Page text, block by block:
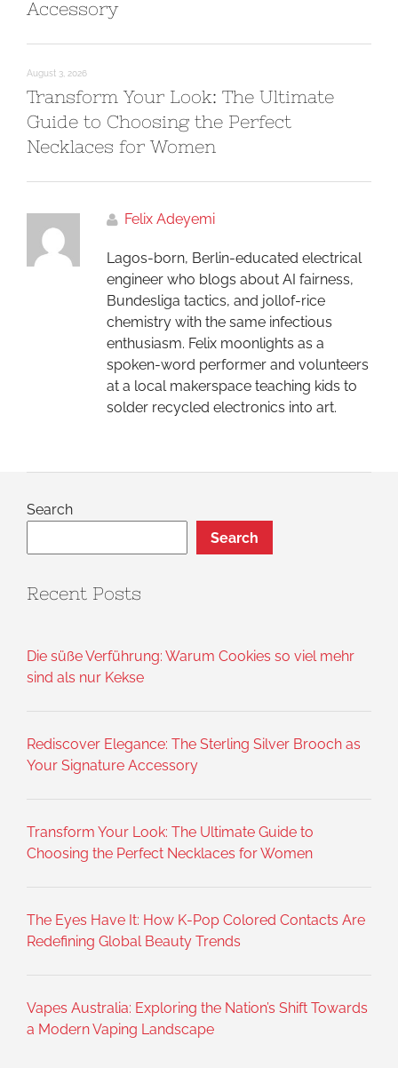
Accessory
August 3, 2026
Transform Your Look: The Ultimate
Guide to Choosing the Perfect
Necklaces for Women
Felix Adeyemi
Lagos-born, Berlin-educated electrical
engineer who blogs about AI fairness,
Bundesliga tactics, and jollof-rice
chemistry with the same infectious
enthusiasm. Felix moonlights as a
spoken-word performer and volunteers
at a local makerspace teaching kids to
solder recycled electronics into art.
Search
Search
Recent Posts
Die süße Verführung: Warum Cookies so viel mehr
sind als nur Kekse
Rediscover Elegance: The Sterling Silver Brooch as
Your Signature Accessory
Transform Your Look: The Ultimate Guide to
Choosing the Perfect Necklaces for Women
The Eyes Have It: How K-Pop Colored Contacts Are
Redefining Global Beauty Trends
Vapes Australia: Exploring the Nation’s Shift Towards
a Modern Vaping Landscape